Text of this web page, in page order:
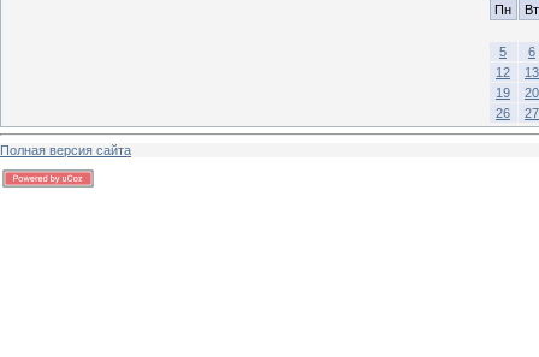
Пн
Вт
5
6
12
13
19
20
26
27
Полная версия сайта